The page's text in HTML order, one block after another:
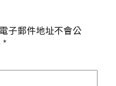
子郵件地址不會公
*